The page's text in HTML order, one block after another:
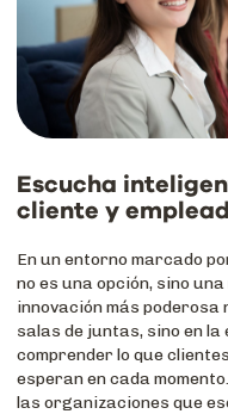
Escucha
cliente y
En un entorno marcado
no es una opción, sino
innovación más poderosa
salas de juntas, sino en
comprender lo que
esperan en cada
las organizaciones que